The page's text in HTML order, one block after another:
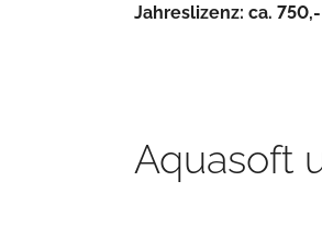
Jahreslizenz: ca. 750,-
Aquasoft